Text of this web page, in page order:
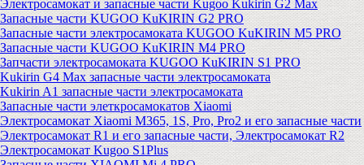
Электросамокат и запасные части Kugoo Kukirin G2 Max
Запасные части KUGOO KuKIRIN G2 PRO
Запасные части электросамоката KUGOO KuKIRIN M5 PRO
Запасные части KUGOO KuKIRIN M4 PRO
Запчасти электросамоката KUGOO KuKIRIN S1 PRO
Kukirin G4 Max запасные части электросамоката
Kukirin A1 запасные части электросамоката
Запасные части элеткросамокатов Xiaomi
Электросамокат Xiaomi M365, 1S, Pro, Pro2 и его запасные части
Электросамокат R1 и его запасные части, Электросамокат R2
Электросамокат Kugoo S1Plus